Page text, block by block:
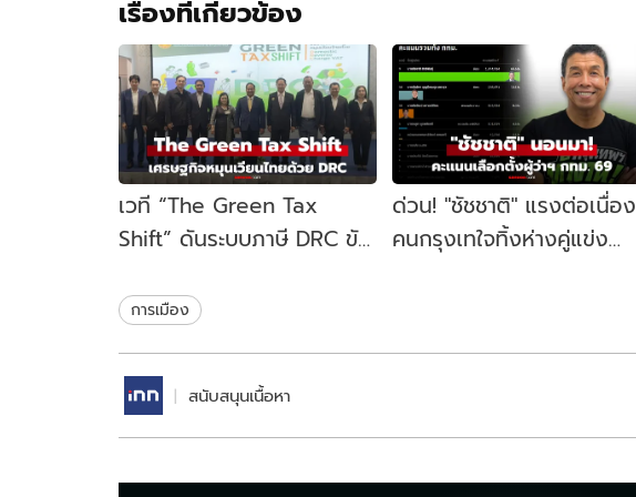
เรื่องที่เกี่ยวข้อง
เวที “The Green Tax
Shift” ดันระบบภาษี DRC ขับ
ไทย
ด่วน! "ชัชชาติ" แรงต่อเนื่อง
คนกรุงเทใจทิ้งห่างคู่แข่ง
การเมือง
สนับสนุนเนื้อหา